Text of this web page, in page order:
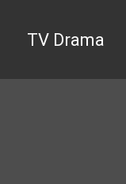
TV Drama